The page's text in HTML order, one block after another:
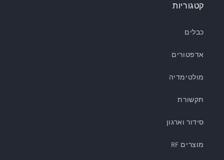
קטגוריות
כבלים
אדפטורים
מולטימדיה
תקשורת
סידור וארגון
מוצרים RF